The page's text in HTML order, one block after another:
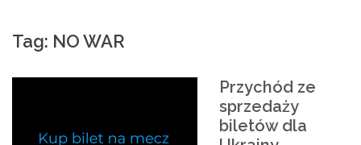
Tag: NO WAR
Przychód ze
sprzedaży
biletów dla